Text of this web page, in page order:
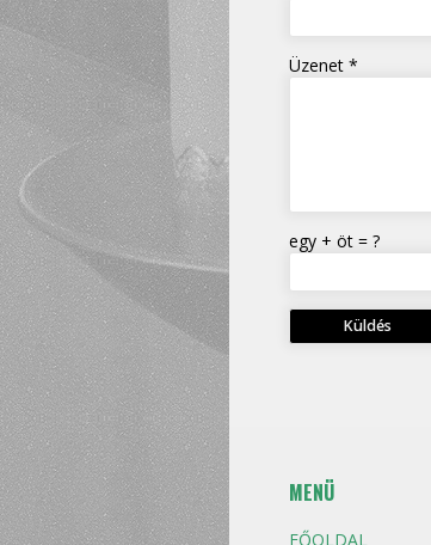
Üzenet *
egy + öt = ?
MENÜ
FŐOLDAL